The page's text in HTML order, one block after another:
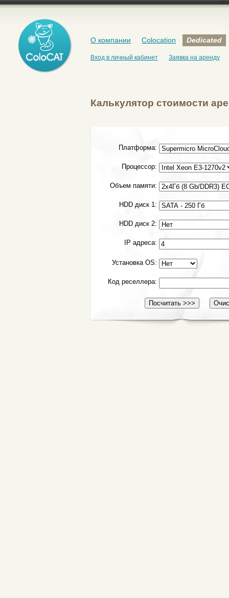
О компании Colocation Dedicated
Вход в личный кабинет Заявка на аренду
Калькулятор стоимости
Платформа:
Процессор:
Объем памяти:
HDD диск 1:
HDD диск 2:
IP адреса:
Установка OS:
Код реселлера: